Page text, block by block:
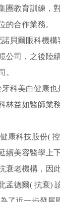
團教育訓練，
的合作業務。
諾貝爾眼科機
公司，之後陸
。
牙科美白健康
林益如醫師業
康科技股份(
續美容醫學上
衰老機構，因
孟德爾( 抗衰)